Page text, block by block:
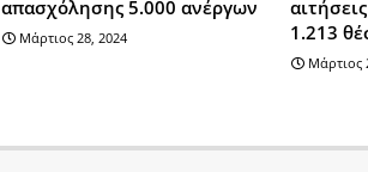
απασχόλησης 5.000 ανέργων
Μάρτιος 28, 2024
1.213
Μάρτιος